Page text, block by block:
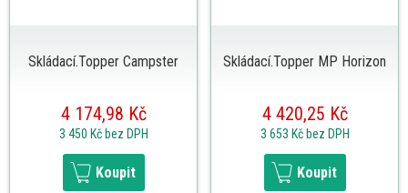
Skládací.Topper Campster
4 174,98 Kč
3 450 Kč bez DPH
Koupit
Skládací.Topper MP Horizon
4 420,25 Kč
3 653 Kč bez DPH
Koupit